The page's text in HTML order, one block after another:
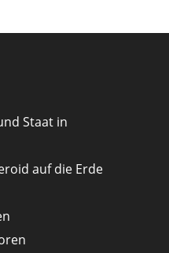
Staat in
auf die Erde